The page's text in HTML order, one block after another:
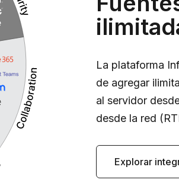
La plataforma
de agregar
al servidor
desde la red
Explorar